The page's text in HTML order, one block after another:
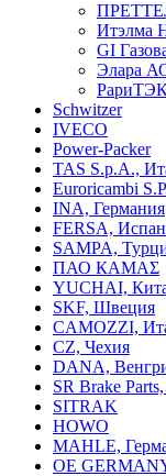
Итэлма
GI
Элара
Schwitzer
IVECO
Power-Packer
TAS S.p.A.,
Euroricambi
INA, Германия
FERSA,
SAMPA,
ПАО КАМАΣ
YUCHAI,
SKF, Швеция
CAMOZZI,
CZ, Чехия
DANA,
SR Brake
SITRAK
HOWO
MAHLE,
OE